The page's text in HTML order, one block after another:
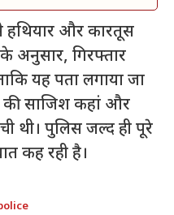
हथियार और कारतूस
अनुसार, गिरफ्तार
यह पता लगाया जा
की साजिश कहां और
थी। पुलिस जल्द ही पूरे
कह रही है।